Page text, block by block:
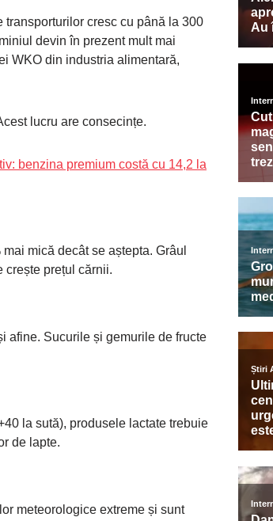
cresc cu până la 300
devin în prezent mult mai
WKO din industria alimentară,
lucru are consecințe.
benzina premium costă cu 14,2 la
mică decât se aștepta. Grâul
crește prețul cărnii.
afine. Sucurile și gemurile de fructe
la sută), produsele lactate trebuie
de lapte.
meteorologice extreme și sunt